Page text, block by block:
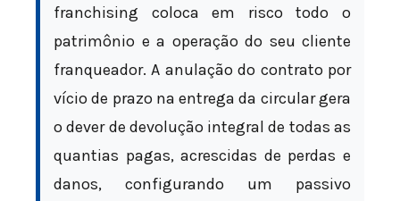
franchising coloca em risco todo o
patrimônio e a operação do seu cliente
franqueador. A anulação do contrato por
vício de prazo na entrega da circular gera
o dever de devolução integral de todas as
quantias pagas, acrescidas de perdas e
danos, configurando um passivo